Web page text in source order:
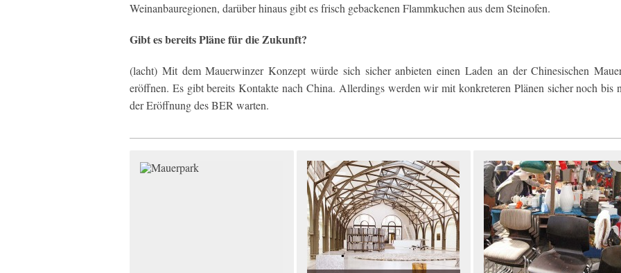
Weinanbauregionen, darüber hinaus gibt es frisch gebackenen Flammkuchen aus dem Steinofen.
Gibt es bereits Pläne für die Zukunft?
(lacht) Mit dem Mauerwinzer Konzept würde sich sicher anbieten einen Laden an der Chinesischen
eröffnen. Es gibt bereits Kontakte nach China. Allerdings werden wir mit konkreteren Plänen sicher noch bis
der Eröffnung des BER warten.